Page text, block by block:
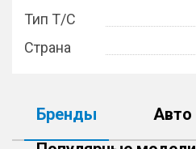
Тип Т/С
Страна
Бренды
Авто